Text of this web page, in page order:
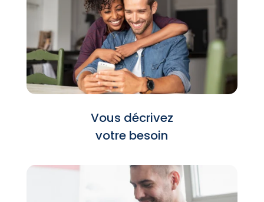
Vous décrivez
votre besoin